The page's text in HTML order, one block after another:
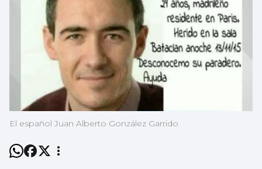
El español Juan Alberto González Garrido